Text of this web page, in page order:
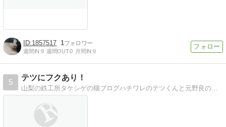
1857517 1
週間IN:9 週間OUT:0 月間IN:9
5
テツにフクあり！
山梨の鉄工所タケシゲの猫ブログハチワレのテツくんと元野良の黒猫フクちゃん。子猫２匹が加わり、４匹の生活に。